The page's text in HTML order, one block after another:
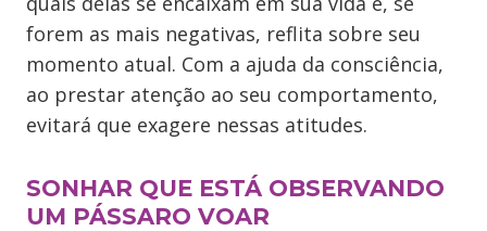
forem as mais negativas, reflita sobre seu
momento atual. Com a ajuda da consciência,
ao prestar atenção ao seu comportamento,
evitará que exagere nessas atitudes.
SONHAR QUE ESTÁ OBSERVANDO
UM PÁSSARO VOAR